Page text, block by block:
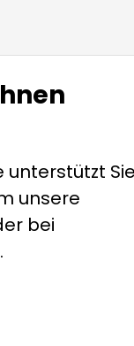
unterstützt Sie
unsere
bei